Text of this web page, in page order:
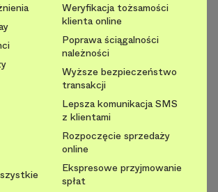
Weryfikacja tożsamości
klienta online
Poprawa ściągalności
należności
Wyższe bezpieczeństwo
transakcji
Lepsza komunikacja SMS
z klientami
Rozpoczęcie sprzedaży
online
Ekspresowe przyjmowanie
spłat